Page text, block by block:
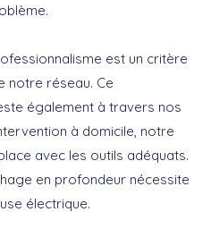
est un critère
notre réseau. Ce
également à travers nos
à domicile, notre
avec les outils adéquats.
en profondeur nécessite
électrique.